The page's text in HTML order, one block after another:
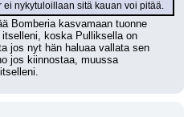
nykytuloillaan sitä kauan voi pitää.
koska Pulliksella on
jos nyt hän haluaa vallata sen
jos kiinnostaa, muussa